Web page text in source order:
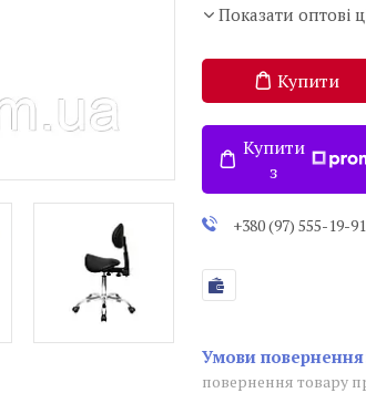
Показати оптові
Купити
Купити
з
+380 (97) 555-19-91
повернення товару